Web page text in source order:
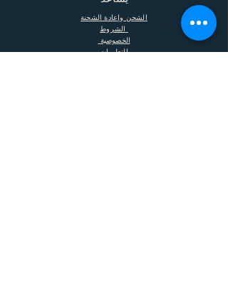
الشحن وإعادة الشحنة
الخصوصية
التعليمات